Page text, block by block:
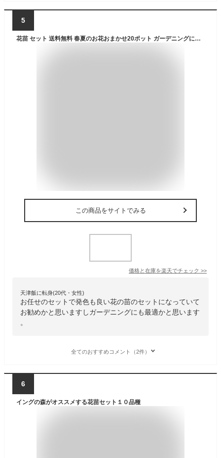
5
花苗 セット 送料無料 春夏のお花おまかせ20ポット ガーデニングに最適です。沖縄・離島を除く
この商品をサイトでみる
価格と在庫を楽天でチェック >>
天津飯に転身(20代・女性)
お任せのセットで発色も良い花の苗のセットになっていて
お勧めかと思いますしガーデニングにも最適かと思います
。
全てのおすすめコメント（2件）
6
イングの森がオススメする花苗セット１０品種